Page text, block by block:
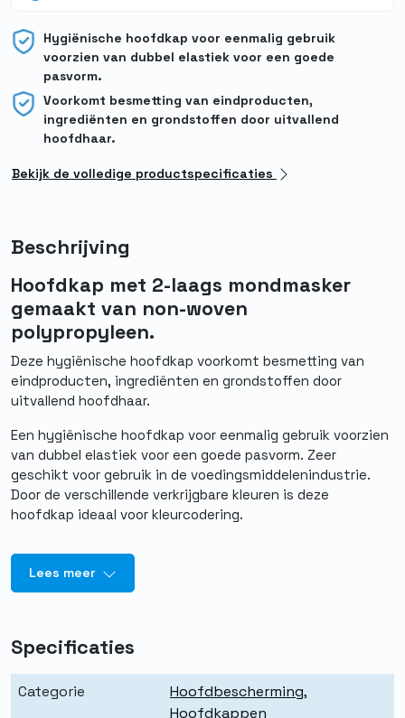
Hygiënische hoofdkap voor eenmalig gebruik
voorzien van dubbel elastiek voor een goede
pasvorm.
Voorkomt besmetting van eindproducten,
ingrediënten en grondstoffen door uitvallend
hoofdhaar.
Bekijk de volledige productspecificaties
Beschrijving
Hoofdkap met 2-laags mondmasker
gemaakt van non-woven
polypropyleen.
Deze hygiënische hoofdkap voorkomt besmetting van
eindproducten, ingrediënten en grondstoffen door
uitvallend hoofdhaar.
Een hygiënische hoofdkap voor eenmalig gebruik voorzien
van dubbel elastiek voor een goede pasvorm. Zeer
geschikt voor gebruik in de voedingsmiddelenindustrie.
Door de verschillende verkrijgbare kleuren is deze
hoofdkap ideaal voor kleurcodering.
Lees meer
Specificaties
Categorie Hoofdbescherming,
Hoofdkappen